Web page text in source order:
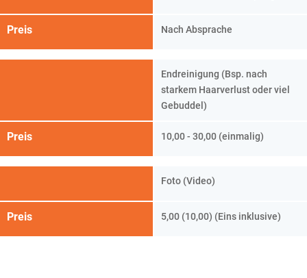
Preis Nach Absprache
Preis
Endreinigung (Bsp. nach
starkem Haarverlust oder viel
Gebuddel)
10,00 - 30,00 (einmalig)
Preis
Foto (Video)
5,00 (10,00) (Eins inklusive)